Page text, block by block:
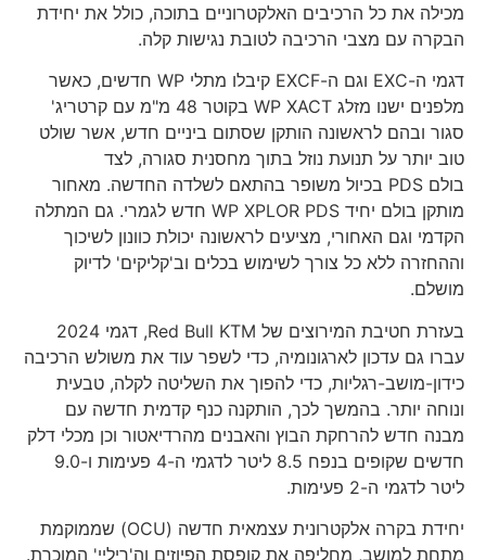
מכילה את כל הרכיבים האלקטרוניים בתוכה, כולל את יחידת
הבקרה עם מצבי הרכיבה לטובת נגישות קלה.
דגמי ה-EXC וגם ה-EXCF קיבלו מתלי WP חדשים, כאשר
מלפנים ישנו מזלג WP XACT בקוטר 48 מ"מ עם קרטריג'
סגור ובהם לראשונה הותקן שסתום ביניים חדש, אשר שולט
טוב יותר על תנועת נוזל בתוך מחסנית סגורה, לצד
בולם PDS בכיול משופר בהתאם לשלדה החדשה. מאחור
מותקן בולם יחיד WP XPLOR PDS חדש לגמרי. גם המתלה
הקדמי וגם האחורי, מציעים לראשונה יכולת כוונון לשיכוך
וההחזרה ללא כל צורך לשימוש בכלים וב'קליקים' לדיוק
מושלם.
בעזרת חטיבת המירוצים של Red Bull KTM, דגמי 2024
עברו גם עדכון לארגונומיה, כדי לשפר עוד את משולש הרכיבה
כידון-מושב-רגליות, כדי להפוך את השליטה לקלה, טבעית
ונוחה יותר. בהמשך לכך, הותקנה כנף קדמית חדשה עם
מבנה חדש להרחקת הבוץ והאבנים מהרדיאטור וכן מכלי דלק
חדשים שקופים בנפח 8.5 ליטר לדגמי ה-4 פעימות ו-9.0
ליטר לדגמי ה-2 פעימות.
יחידת בקרה אלקטרונית עצמאית חדשה (OCU) שממוקמת
מתחת למושב, מחליפה את קופסת הפיוזים וה'ריליי' המוכרת.